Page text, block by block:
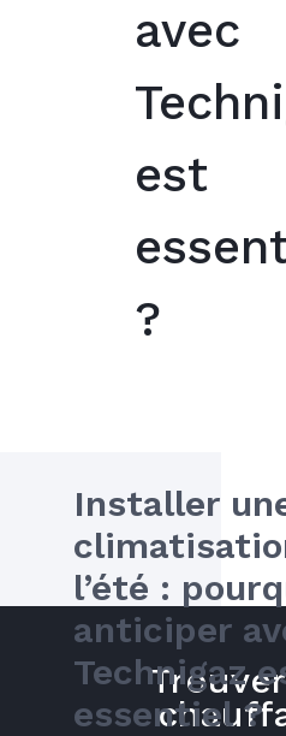
avec
est
?
Installer
l’été :
anticiper
Technigaz
essentiel ?